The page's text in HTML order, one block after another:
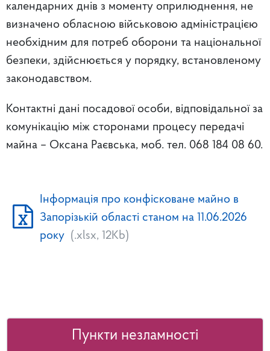
календарних днів з моменту оприлюднення, не
визначено обласною військовою адміністрацією
необхідним для потреб оборони та національної
безпеки, здійснюється у порядку, встановленому
законодавством.
Контактні дані посадової особи, відповідальної за
комунікацію між сторонами процесу передачі
майна – Оксана Раєвська, моб. тел. 068 184 08 60.
Інформація про конфісковане майно в
Запорізькій області станом на 11.06.2026
року (.xlsx, 12Kb)
Пункти незламності